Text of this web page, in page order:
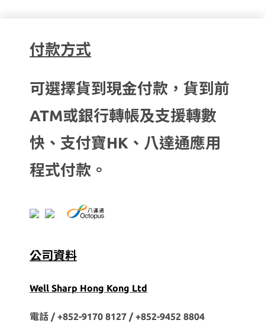
付款方式
可選擇貨到現金付款，貨到前
ATM或銀行轉帳及支援轉數
快、支付寶HK、八達通應用
程式付款。
公司資料
Well Sharp Hong Kong Ltd
電話 / +852-9170 8127 /+852-9452 8804